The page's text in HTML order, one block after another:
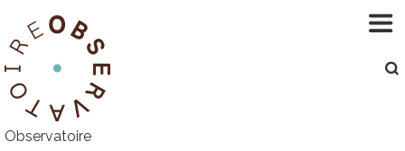
Observatoire